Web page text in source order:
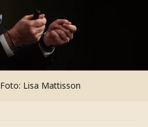
Foto: Lisa Mattisson